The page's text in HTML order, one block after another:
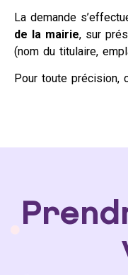
La demande
de la mairie, sur
(nom du titulaire,
Pour toute précision,